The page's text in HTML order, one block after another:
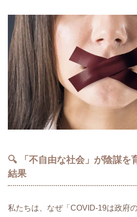
🔍 「不自由な社会」が陰謀を
結果
私たちは、なぜ「COVID-19は政府